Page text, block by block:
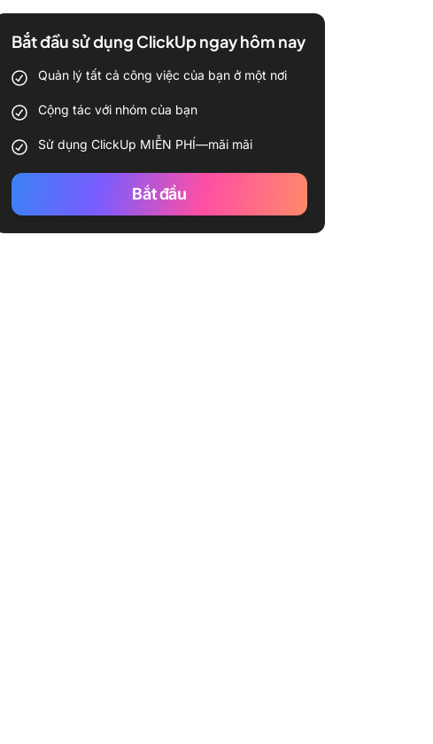
Bắt đầu sử dụng ClickUp ngay hôm nay
Quản lý tất cả công việc của bạn ở một nơi
Cộng tác với nhóm của bạn
Sử dụng ClickUp MIỄN PHÍ—mãi mãi
Bắt đầu